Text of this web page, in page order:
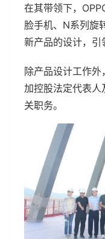
在其带领下，
脸手机、N系列旋
新产品的设计，引
除产品设计工作
加控股法定代表人
关职务。